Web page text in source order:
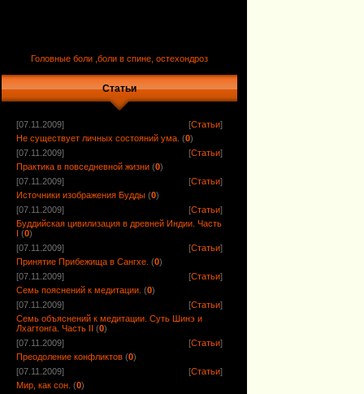
Головные боли ,боли в спине, остехондроз
Статьи
[07.11.2009] [Статьи]
Не существует личных состояний ума. (0)
[07.11.2009]
[Статьи]
Практика в повседневной жизни (0)
[07.11.2009]
[Статьи]
Источники изображения Будды (0)
[07.11.2009]
[Статьи]
Буддийская цивилизация в древней Индии. Часть
I (0)
[07.11.2009]
[Статьи]
Принятие Прибежища в Сангхе. (0)
[07.11.2009]
[Статьи]
Семь пояснений к медитации. (0)
[07.11.2009]
[Статьи]
Семь объяснений к медитации. Суть Шинэ и
Лхагтонга. Часть II (0)
[07.11.2009]
[Статьи]
Преодоление конфликтов (0)
[07.11.2009]
[Статьи]
Мир, как сон. (0)